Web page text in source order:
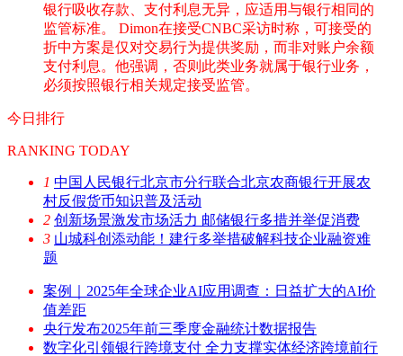
银行吸收存款、支付利息无异，应适用与银行相同的
监管标准。 Dimon在接受CNBC采访时称，可接受的
折中方案是仅对交易行为提供奖励，而非对账户余额
支付利息。他强调，否则此类业务就属于银行业务，
必须按照银行相关规定接受监管。
今日排行
RANKING TODAY
1 中国人民银行北京市分行联合北京农商银行开展农
村反假货币知识普及活动
2 创新场景激发市场活力 邮储银行多措并举促消费
3 山城科创添动能！建行多举措破解科技企业融资难
题
案例｜2025年全球企业AI应用调查：日益扩大的AI价
值差距
央行发布2025年前三季度金融统计数据报告
数字化引领银行跨境支付 全力支撑实体经济跨境前行